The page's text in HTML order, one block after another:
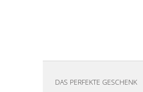
DAS PERFEKTE GESCHENK